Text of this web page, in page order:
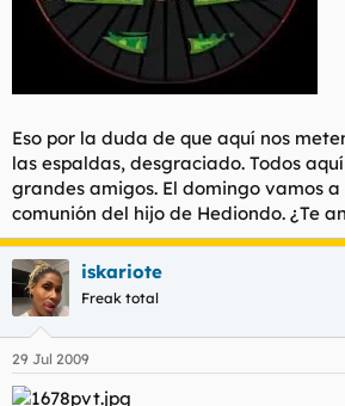
Eso por la duda de que aquí nos
las espaldas, desgraciado. Todos
grandes amigos. El domingo vamos
comunión del hijo de Hediondo. ¿Te
iskariote
Freak total
29 Jul 2009